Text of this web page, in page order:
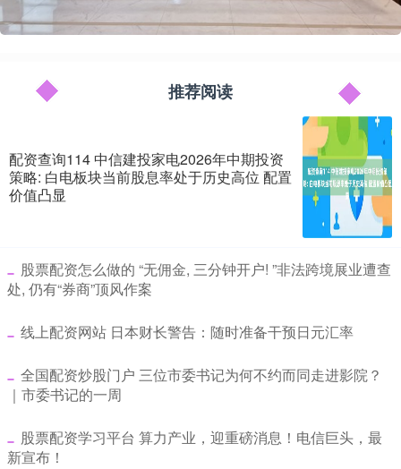
推荐阅读
配资查询114 中信建投家电2026年中期投资
策略: 白电板块当前股息率处于历史高位 配置
价值凸显
​股票配资怎么做的 “无佣金, 三分钟开户! ”非法跨境展业遭查
处, 仍有“券商”顶风作案
​线上配资网站 日本财长警告：随时准备干预日元汇率
​全国配资炒股门户 三位市委书记为何不约而同走进影院？
｜市委书记的一周
​股票配资学习平台 算力产业，迎重磅消息！电信巨头，最
新宣布！